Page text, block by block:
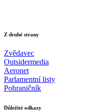
Z druhé strany
Zvědavec
Outsidermedia
Aeronet
Parlamentní listy
Pohraničník
Důležité odkazy